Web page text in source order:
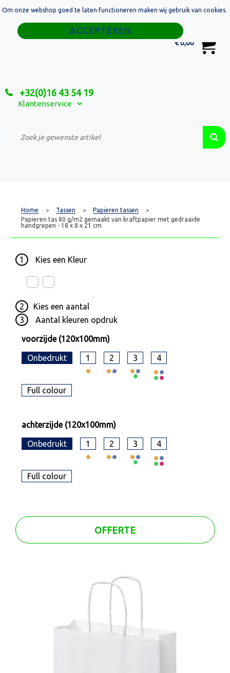
€ 0,00
+32(0)16 43 54 19
Klantenservice
Home
Relatiegeschenken
Custom Made Projecten
Home > Tassen > Papieren tassen >
Papieren tas 80 g/m2 gemaakt van kraftpapier met gedraaide
handgrepen - 18 x 8 x 21 cm
1 Kies een Kleur
2 Kies een aantal
3
Aantal kleuren opdruk
voorzijde (120x100mm)
Onbedrukt 1 2 3 4
Full colour
achterzijde (120x100mm)
Onbedrukt 1 2 3 4
Full colour
OFFERTE
Om onze webshop goed te laten functioneren maken wij gebruik van cookies.